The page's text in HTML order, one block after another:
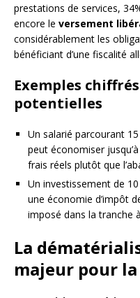
prestations de services,
encore le versement
considérablement les
bénéficiant d’une fiscalité
Exemples
potentielles
Un salarié parcourant
peut économiser
frais réels plutôt que
Un investissement de
une économie d’impôt
imposé dans la tranche
La
majeur pour